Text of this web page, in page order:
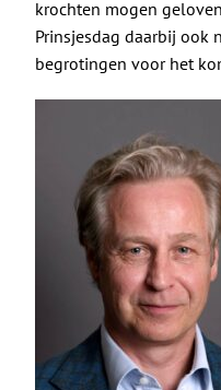
krochten mogen
Prinsjesdag daarbij ook
begrotingen voor het